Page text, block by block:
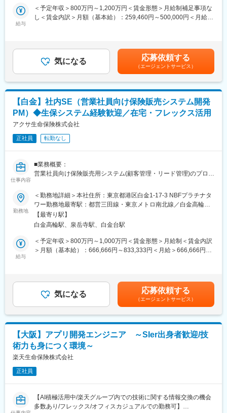
本から異なり離職率3%と高い定着率で、以下のフレキシブルな働
き方と充実した福利厚生、フラットな社風で安心して長期就業す
・本社システム部の平均残業時間は月19.8Hで定時17:30
・中途8割、異業界転職割合6有、一般社員から代表まで「さん」
付で呼びあう文化で、一人一人を尊重する文化があります。
・住宅手当は東京：5万円／仙台：3万5千円※支給条件有
変更の範囲：会社の定める業務
す。
■業務詳細
ンダーへの要件提示、開発進行管理、リリースまでを一貫して行
います。業務に慣れた後は、コンサルティングシステムのモダナ
イゼーションなど、より大規模なプロジェクトやシステムの刷新
■扱うサービス
当社の営業支援システムや顧客管理システム、最新のIT技術を活
用した各種アプリケーションの開発に従事します。
■組織構成
ITデジタル戦略本部には190名が在籍し、営業・保険・新商品シス
進しています。
最新技術を積極的に取り入れ、ビジネスへの応用や新たな価値創
出に関わる企画力、プロジェクトマネジメント力が身につきま
す。大規模プロジェクトでの経験も豊富に得られます。
OJTによる丁寧なサポート体制があり、未経験分野でも安心して
業務を習得できます。
■想定されるキャリアパス
小規模案件の経験を積んだ後、モダナイゼーションやAI推進など
上流工程や新領域への挑戦が可能です。
■企業の特徴/魅力
成長を続けるソニーグループの中核企業として「他人のやらない
事に挑戦し社会に貢献する」文化が根付いています。
給与
＜予定年収＞800万円～1,200万円＜賃金形態＞月給制補足事項な
し＜賃金内訳＞月額（基本給）：259,460円～500,000円＜月給＞
目安の金額であり、選考を通じて上下する可能性があります。月
給(月額)は固定手当を含めた表記です。
気になる 応募依頼する
（エージェントサービス）
【白金】社内SE（営業社員向け保険販売システム開発
PM）◆生保システム経験歓迎／在宅・フレックス活用
アクサ生命保険株式会社
正社員 転勤なし
仕事内容
■業務概要：
営業社員向け保険販売用システム(顧客管理・リード管理)のプロジ
業務に従事いただきます。
＜具体的な業務内容＞
◎ビジネス部門と協働し、ビジネスプロセスを定義、最適化して
いく
・担当するプロダクトに関して、ビジネスプロセスやワークフロ
ー、ユースケースについての知識を維持する
・担当するプロダクトについて、コアとなるケイパビリティや機
・新しいニーズを引き出し、業務及びシステム要件定義をおこな
・新たなテクノロジーや機能を探求し、会社の戦略にアラインす
・リリース準備（例：Release Managementへの承認を得たドキ
ュメントの提出、レビュー実施等）と夜間もしくは早朝リリース
作業
シデント（障害）の優先順位付けを行い対応し、根本原因の特定
および問題解決のためにデベロッパー（開発者）をサポートする
■就業環境：
勤務地
＜勤務地詳細＞本社住所：東京都港区白金1-17-3 NBFプラチナタ
ワー勤務地最寄駅：都営三田線・東京メトロ南北線／白金高輪駅
受動喫煙対策：屋内喫煙可能場所あり変更の範囲：会社の定める
事業所（リモートワーク含む）
【最寄り駅】
白金高輪駅、泉岳寺駅、白金台駅
給与
＜予定年収＞800万円～1,000万円＜賃金形態＞月給制＜賃金内訳
＞月額（基本給）：666,666円～833,333円＜月給＞666,666円～
気になる 応募依頼する
（エージェントサービス）
【大阪】アプリ開発エンジニア ～SIer出身者歓迎/技
術力も身につく環境～
楽天生命保険株式会社
正社員
【AI積極活用中/楽天グループ内での技術に関する情報交換の機会
多数あり/フレックス/オフィスカジュアルでの勤務可】